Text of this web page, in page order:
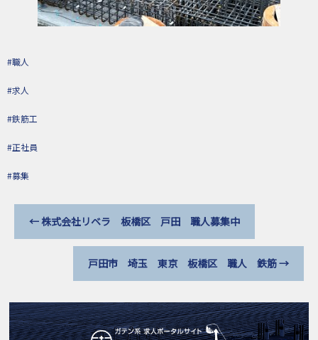
#職人
#求人
#鉄筋工
#正社員
#募集
←株式会社リベラ 板橋区 戸田 職人募集中
戸田市 埼玉 東京 板橋区 職人 鉄筋→